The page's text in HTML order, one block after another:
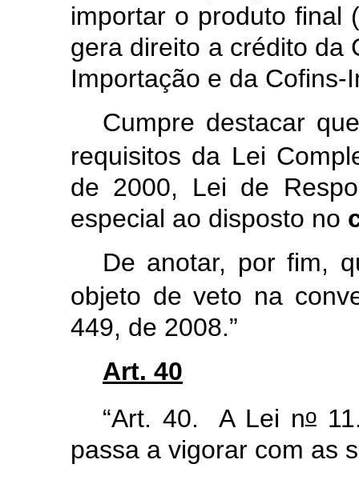
importar o produto final
gera direito a crédito da
Importação e da
Cumpre destacar
requisitos da Lei
de 2000, Lei de
especial ao disposto no
De anotar, por fim,
objeto de veto na
449, de 2008.”
Art. 40
“Art. 40. A Lei no
passa a vigorar com as